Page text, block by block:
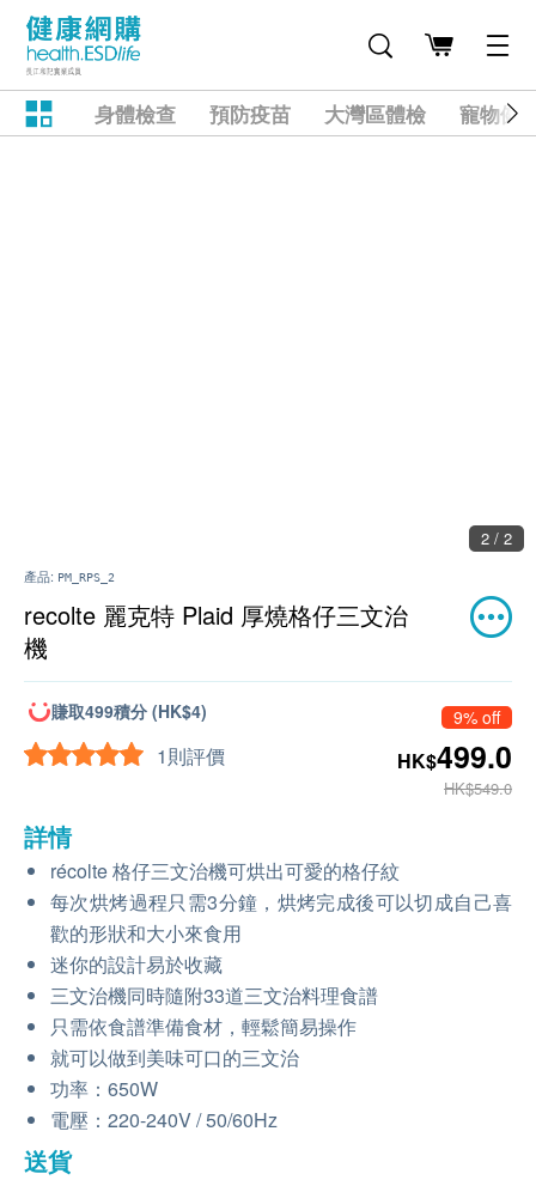
身體檢查 預防疫苗 大灣區體檢 寵物健
2 / 2
產品: PM_RPS_2
recolte 麗克特 Plaid 厚燒格仔三文治
機
賺取499積分 (HK$4)
1則評價
9% off
HK$499.0
HK$549.0
詳情
récolte 格仔三文治機可烘出可愛的格仔紋
每次烘烤過程只需3分鐘，烘烤完成後可以切成自己喜
歡的形狀和大小來食用
迷你的設計易於收藏
三文治機同時隨附33道三文治料理食譜
只需依食譜準備食材，輕鬆簡易操作
就可以做到美味可口的三文治
功率：650W
電壓：220-240V / 50/60Hz
送貨